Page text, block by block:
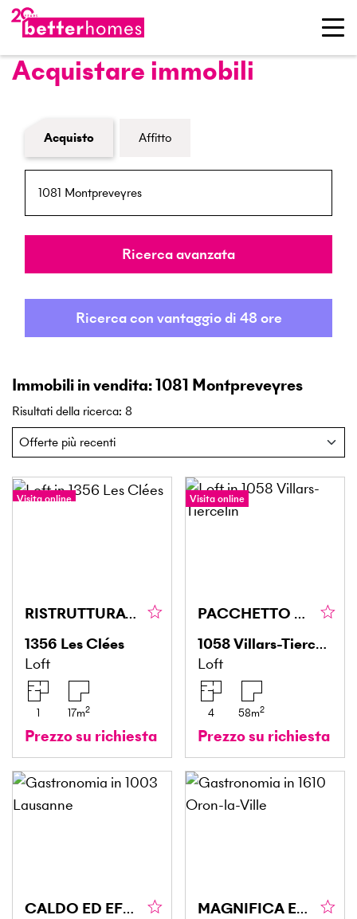
Acquistare immobili
Modulo di ricerca immobiliare
Acquisto Affitto
NPA / Località
Raggio
Ricerca avanzata
Ricerca con vantaggio di 48 ore
Immobili in vendita: 1081 Montpreveyres
Risultati della ricerca: 8
Visita online
RISTRUTTURATO, MODERNO, CHIAVI IN MANO!
1356 Les Clées
Loft
1 17m2
Prezzo su richiesta
Visita online
PACCHETTO COMPLETO CON RENDIMENTO STABILE
1058Villars-Tiercelin
Loft
4 58m2
Prezzo su richiesta
CALDO ED EFFICIENTE
MAGNIFICA ENOTECA NELLA CANTINA A VOLTA